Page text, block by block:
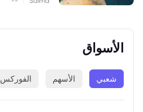
الأسواق
شعبي الأسهم الفوركس